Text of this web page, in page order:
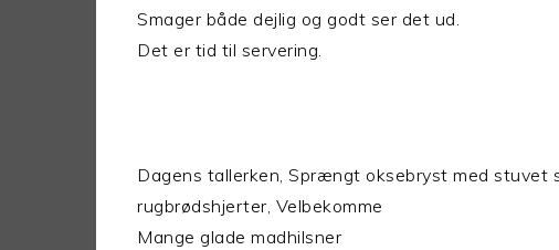
Smager både dejlig og godt ser det ud.
Det er tid til servering.
Dagens tallerken, Sprængt oksebryst med stuvet
rugbrødshjerter, Velbekomme
Mange glade madhilsner